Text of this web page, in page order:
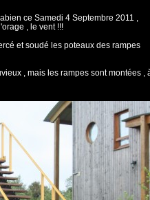
ce Samedi 4 Septembre 2011 ,
, le vent !!!
et soudé les poteaux des rampes
, mais les rampes sont montées ,